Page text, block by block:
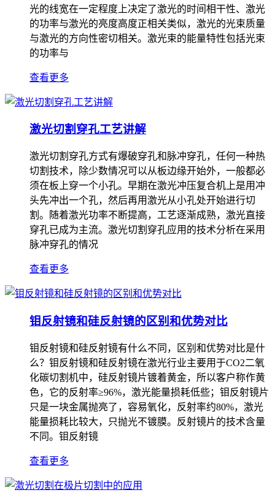
光的线宽在一定程度上决定了激光的时间相干性、激光
的功率与激光的亮度高度正相关类似，激光的光束质量
与激光的方向性密切相关。激光束的能量特性包括光束
的功率与
查看更多
激光切割穿孔工艺讲解
激光切割穿孔方式有爆破穿孔和脉冲穿孔，任何一种热
切割技术，除少数情况可以从板边缘开始外，一般都必
须在板上穿一个小孔。早期在激光冲压复合机上是用冲
头先冲出一个孔，然后再用激光从小孔处开始进行切
割。随着激光功率不断提高，工艺逐渐成熟，激光直接
穿孔已成为主流。激光切割穿孔应用的技术分析在采用
脉冲穿孔的情况
查看更多
钼反射镜和硅反射镜的区别和优势对比
钼反射镜和硅反射镜有什么不同，区别和优势对比是什
么？钼反射镜和硅反射镜在激光行业主要用于CO2二氧
化碳切割机中，硅反射镜片镀着黄金，所以客户称作黄
色，它的反射率≥96%，激光能量损耗低些；钼反射镜片
只是一块金属抛亮了，容易氧化，反射率约80%，激光
能量损耗比较大，只抛光不镀膜。反射镜片的技术含量
不同。钼反射镜
查看更多